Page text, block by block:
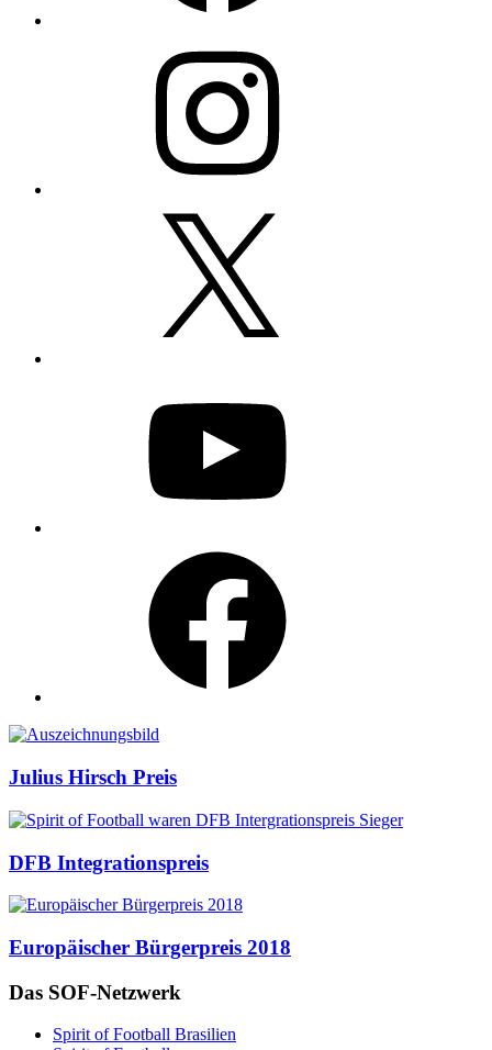
Auszeichnungen
Julius Hirsch Preis
DFB Integrationspreis
Europäischer Bürgerpreis 2018
Das SOF-Netzwerk
Spirit of Football Brasilien